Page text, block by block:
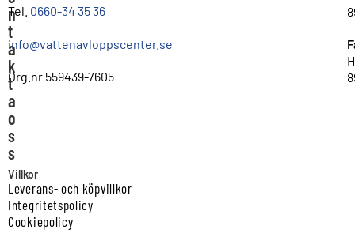
n
t
a
k
t
a
o
s
s
Tel. 0660-34 35 36
info@vattenavloppscenter.se
Org.nr 559439-7605
Villkor
Leverans- och köpvillkor
Integritetspolicy
Cookiepolicy